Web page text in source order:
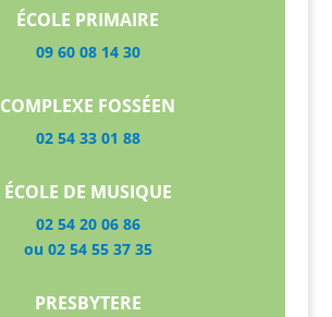
ÉCOLE PRIMAIRE
09 60 08 14 30
COMPLEXE FOSSÉEN
02 54 33 01 88
ÉCOLE DE MUSIQUE
02 54 20 06 86
ou 02 54 55 37 35
PRESBYTERE